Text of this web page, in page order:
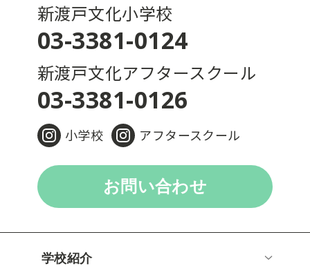
新渡戸文化小学校
03-3381-0124
新渡戸文化アフタースクール
03-3381-0126
小学校 アフタースクール
お問い合わせ
学校紹介